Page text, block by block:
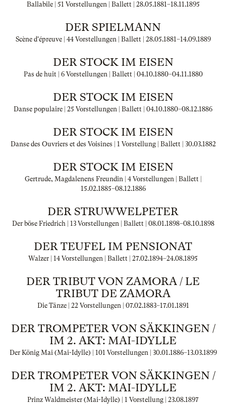
Ballabile | 51 Vorstellungen | Ballett | 28.05.1881–18.11.1895
DER SPIELMANN
Scène d'épreuve | 44 Vorstellungen | Ballett | 28.05.1881–14.09.1889
DER STOCK IM EISEN
Pas de huit | 6 Vorstellungen | Ballett | 04.10.1880–04.11.1880
DER STOCK IM EISEN
Danse populaire | 25 Vorstellungen | Ballett | 04.10.1880–08.12.1886
DER STOCK IM EISEN
Danse des Ouvriers et des Voisines | 1 Vorstellung | Ballett | 30.03.1882
DER STOCK IM EISEN
Gertrude, Magdalenens Freundin | 4 Vorstellungen | Ballett |
15.02.1885–08.12.1886
DER STRUWWELPETER
Der böse Friedrich | 13 Vorstellungen | Ballett | 08.01.1898–08.10.1898
DER TEUFEL IM PENSIONAT
Walzer | 14 Vorstellungen | Ballett | 27.02.1894–24.08.1895
DER TRIBUT VON ZAMORA / LE
TRIBUT DE ZAMORA
Die Tänze | 22 Vorstellungen | 07.02.1883–17.01.1891
DER TROMPETER VON SÄKKINGEN /
IM 2. AKT: MAI-IDYLLE
Der König Mai (Mai-Idylle) | 101 Vorstellungen | 30.01.1886–13.03.1899
DER TROMPETER VON SÄKKINGEN /
IM 2. AKT: MAI-IDYLLE
Prinz Waldmeister (Mai-Idylle) | 1 Vorstellung | 23.08.1897